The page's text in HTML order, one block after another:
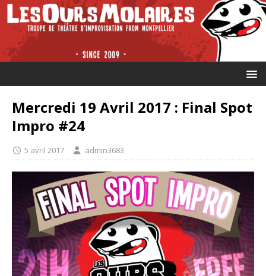
Mercredi 19 Avril 2017 : Final Spot
Impro #24
5 avril 2017 admin3683